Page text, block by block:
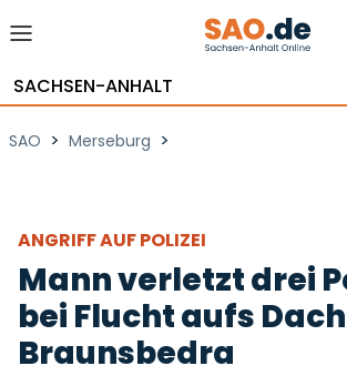
SACHSEN-ANHALT
SAO > Merseburg >
ANGRIFF AUF POLIZEI
Mann verletzt drei
bei Flucht aufs
Braunsbedra